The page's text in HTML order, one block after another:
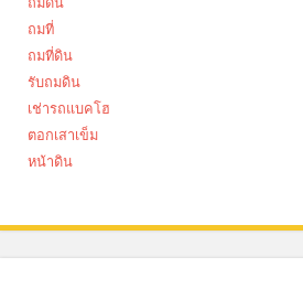
ถมที่
ถมที่ดิน
รับถมดิน
เช่ารถแบคโฮ
ตอกเสาเข็ม
หน้าดิน